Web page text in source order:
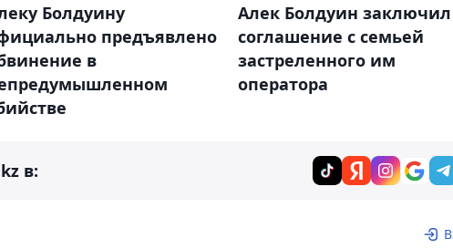
Болдуину
предъявлено
в
Алек Болдуин заключил
соглашение с семьей
застреленного им
оператора
в: